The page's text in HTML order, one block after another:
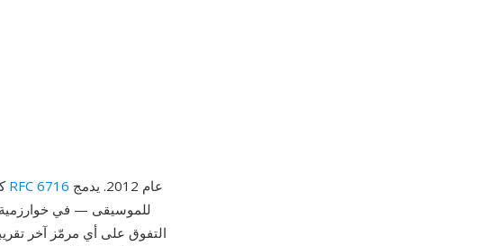
Opus هو مرمّز صوتي متعدد الاستخدامات ومفتوح، معتمد من IETF كمعيار RFC 6716